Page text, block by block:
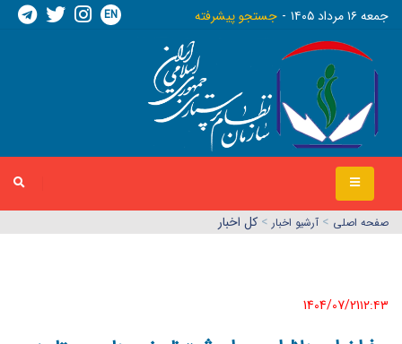
جمعه ١٦ مرداد ١٤٠٥ جستجو پیشرفته EN
صفحه اصلي > آرشیو اخبار > کل اخبار
1404/07/21١٢:٤٣